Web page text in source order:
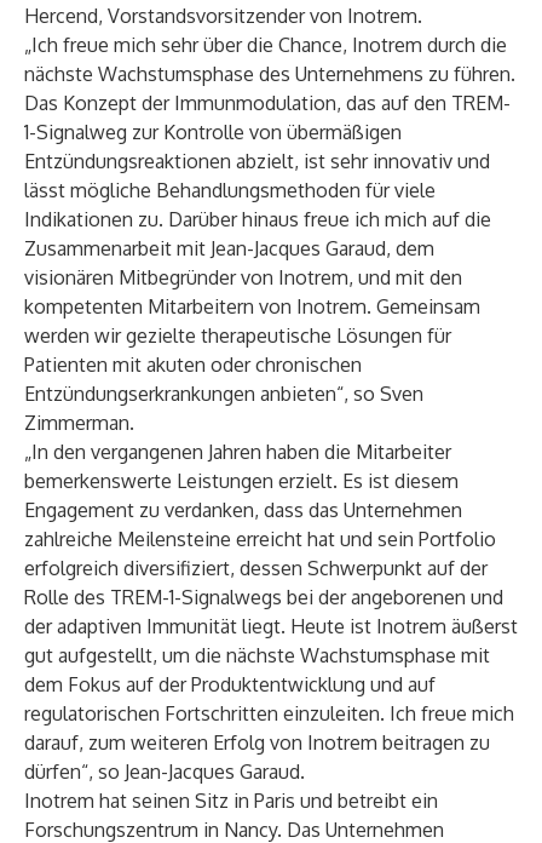
Hercend, Vorstandsvorsitzender von Inotrem.
„Ich freue mich sehr über die Chance, Inotrem durch die
nächste Wachstumsphase des Unternehmens zu führen.
Das Konzept der Immunmodulation, das auf den TREM-
1-Signalweg zur Kontrolle von übermäßigen
Entzündungsreaktionen abzielt, ist sehr innovativ und
lässt mögliche Behandlungsmethoden für viele
Indikationen zu. Darüber hinaus freue ich mich auf die
Zusammenarbeit mit Jean-Jacques Garaud, dem
visionären Mitbegründer von Inotrem, und mit den
kompetenten Mitarbeitern von Inotrem. Gemeinsam
werden wir gezielte therapeutische Lösungen für
Patienten mit akuten oder chronischen
Entzündungserkrankungen anbieten“, so Sven
Zimmerman.
„In den vergangenen Jahren haben die Mitarbeiter
bemerkenswerte Leistungen erzielt. Es ist diesem
Engagement zu verdanken, dass das Unternehmen
zahlreiche Meilensteine erreicht hat und sein Portfolio
erfolgreich diversifiziert, dessen Schwerpunkt auf der
Rolle des TREM-1-Signalwegs bei der angeborenen und
der adaptiven Immunität liegt. Heute ist Inotrem äußerst
gut aufgestellt, um die nächste Wachstumsphase mit
dem Fokus auf der Produktentwicklung und auf
regulatorischen Fortschritten einzuleiten. Ich freue mich
darauf, zum weiteren Erfolg von Inotrem beitragen zu
dürfen“, so Jean-Jacques Garaud.
Inotrem hat seinen Sitz in Paris und betreibt ein
Forschungszentrum in Nancy. Das Unternehmen